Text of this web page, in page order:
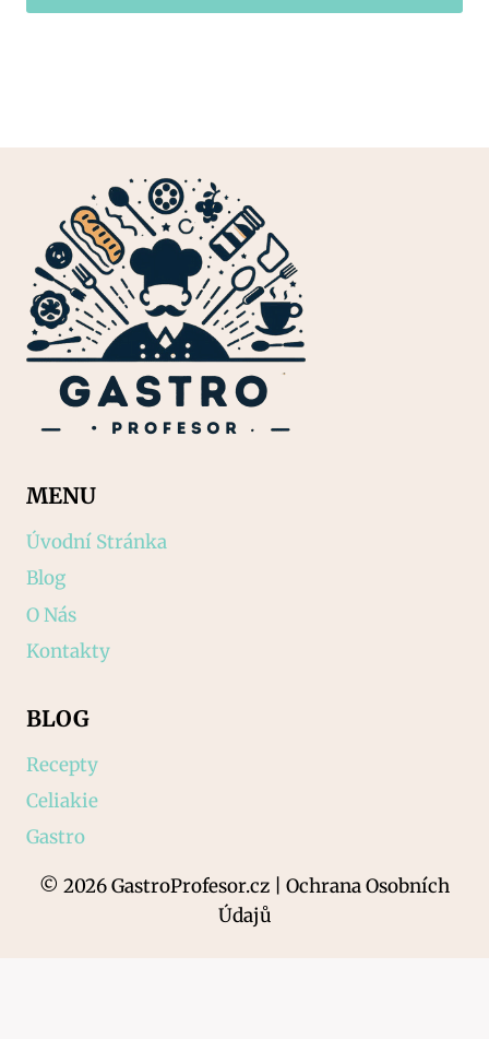
MENU
Úvodní Stránka
Blog
O Nás
Kontakty
BLOG
Recepty
Celiakie
Gastro
© 2026 GastroProfesor.cz | Ochrana Osobních
Údajů